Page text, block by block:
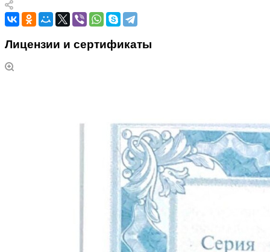
Лицензии и сертификаты